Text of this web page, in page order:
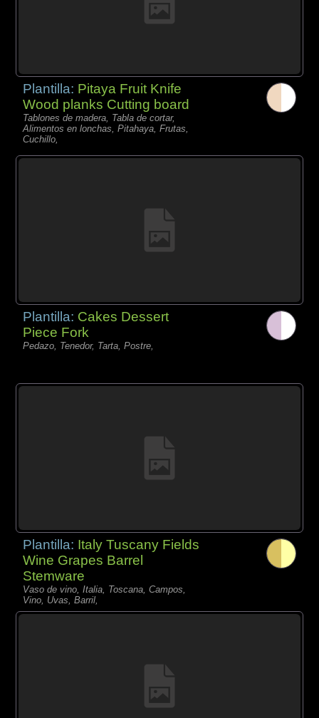
Plantilla: Pitaya Fruit Knife
Wood planks Cutting board
Tablones de madera, Tabla de cortar,
Alimentos en lonchas, Pitahaya, Frutas,
Cuchillo,
Plantilla: Cakes Dessert
Piece Fork
Pedazo, Tenedor, Tarta, Postre,
Plantilla: Italy Tuscany Fields
Wine Grapes Barrel
Stemware
Vaso de vino, Italia, Toscana, Campos,
Vino, Uvas, Barril,